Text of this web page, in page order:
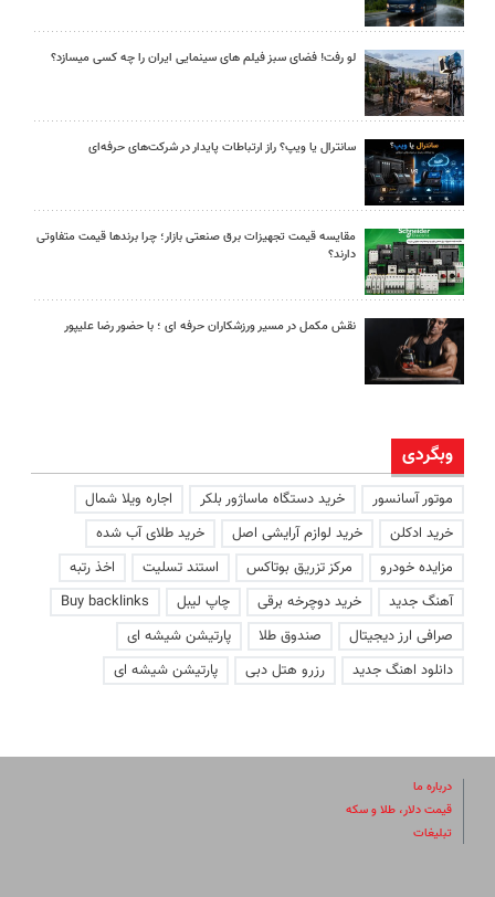
لو رفت! فضای سبز فیلم های سینمایی ایران را چه کسی میسازد؟
سانترال یا ویپ؟ راز ارتباطات پایدار در شرکت‌های حرفه‌ای
مقایسه قیمت تجهیزات برق صنعتی بازار؛ چرا برندها قیمت متفاوتی
دارند؟
نقش مکمل در مسیر ورزشکاران حرفه ای ؛ با حضور رضا علیپور
وبگردی
موتور آسانسور خرید دستگاه ماساژور بلکر
اجاره ویلا شمال
خرید ادکلن
خرید لوازم آرایشی اصل
خرید طلای آب شده
مزایده خودرو
مرکز تزریق بوتاکس استند تسلیت
اخذ رتبه
آهنگ جدید
خرید دوچرخه برقی چاپ لیبل
Buy backlinks
صرافی ارز دیجیتال
صندوق طلا
پارتیشن شیشه ای
دانلود اهنگ جدید
رزرو هتل دبی پارتیشن شیشه ای
درباره ما
قیمت دلار، طلا و سکه
تبلیغات